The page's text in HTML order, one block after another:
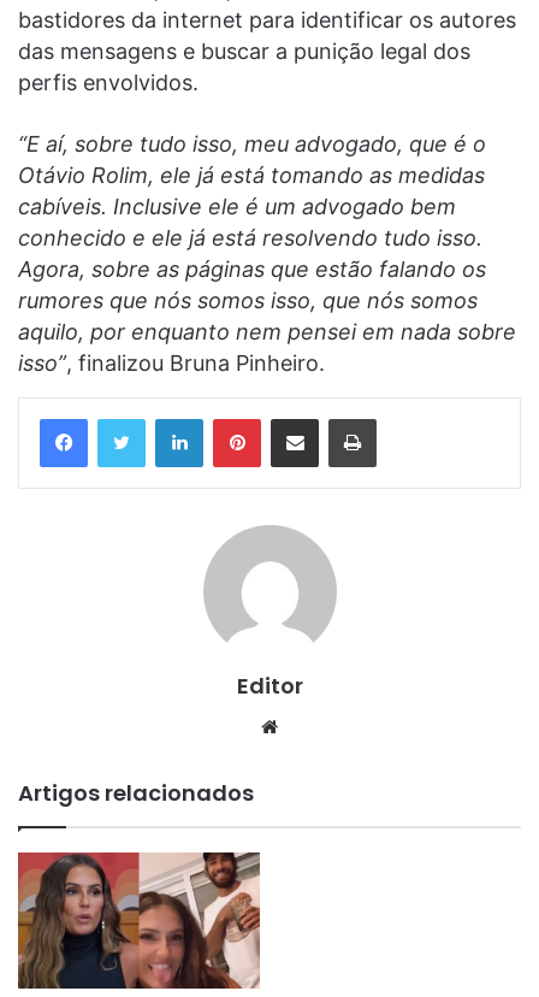
bastidores da internet para identificar os autores
das mensagens e buscar a punição legal dos
perfis envolvidos.
“E aí, sobre tudo isso, meu advogado, que é o
Otávio Rolim, ele já está tomando as medidas
cabíveis. Inclusive ele é um advogado bem
conhecido e ele já está resolvendo tudo isso.
Agora, sobre as páginas que estão falando os
rumores que nós somos isso, que nós somos
aquilo, por enquanto nem pensei em nada sobre
isso”, finalizou Bruna Pinheiro.
LinkedinPinterestCompartilhar via e-mail Imprimir
Editor
Website
Artigos relacionados